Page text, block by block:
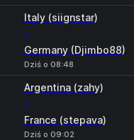
Italy (siignstar)
-
Germany (Djimbo88)
Dziś o 08:48
Argentina (zahy)
-
France (stepava)
Dziś o 09:02